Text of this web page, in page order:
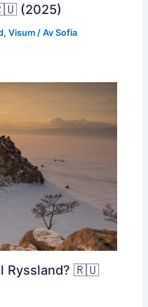
(2025)
,Visum / Av Sofia
Ryssland? 🇷🇺